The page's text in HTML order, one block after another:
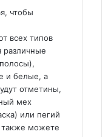
чтобы
всех типов
различные
и белые, а
отметины,
мех
или пегий
также можете